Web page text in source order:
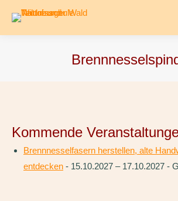
Kommende
Brennnesselfasern herstellen, alte
entdecken - 15.10.2027 – 17.10.2027 -